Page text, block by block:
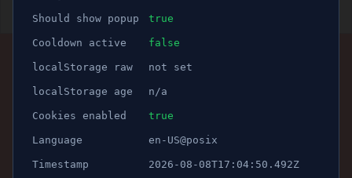
👮🏻‍♂️ BLÅLJUS ÅSIKTER SPORT
ANNONS
SPORT
SBBK arrangerar
manifestation - " Stå upp
för Södertälje"
Should show popup true
Cooldown active false
localStorage raw not set
localStorage age n/a
Cookies enabled true
Language en-US@posix
Timestamp 2026-08-08T17:04:50.492Z